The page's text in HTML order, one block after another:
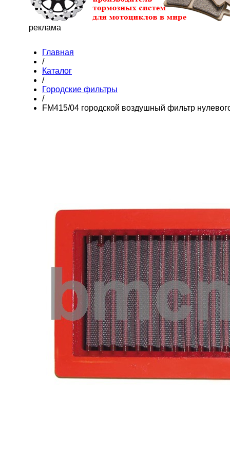
реклама
Главная
/
Каталог
/
Городские фильтры
/
FM415/04 городской воздушный фильтр